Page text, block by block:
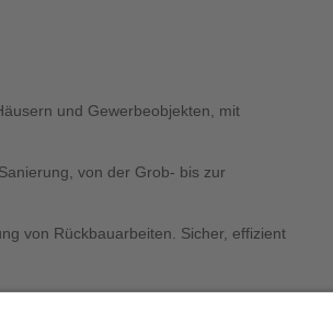
und Gewerbeobjekten, mit
von der Grob- bis zur
von Rückbauarbeiten. Sicher, effizient